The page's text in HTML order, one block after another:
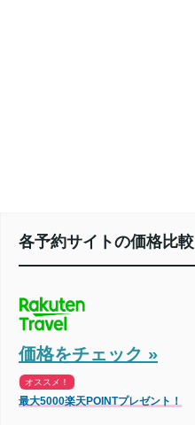
各予約サイトの価格比較
価格をチェック »
オススメ！
最大5000楽天POINTプレゼント！